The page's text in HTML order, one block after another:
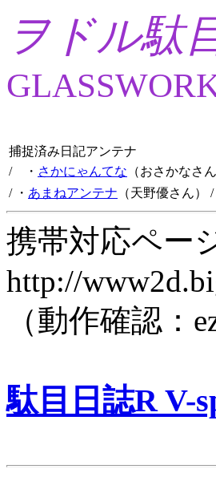
ヲドル駄
捕捉済み日記アンテナ
/ ・ さかにゃんてな （おさかなさん
/ ・ あまねアンテナ （天野優さん）
携帯対応ペー
http://
（動作確認：
駄目日誌R V-